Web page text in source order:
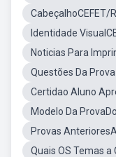
CabeçalhoCEFET/
Identidade
Noticias Para
Questões Da
Certidao Aluno
Modelo Da
Provas
Quais OS Temas